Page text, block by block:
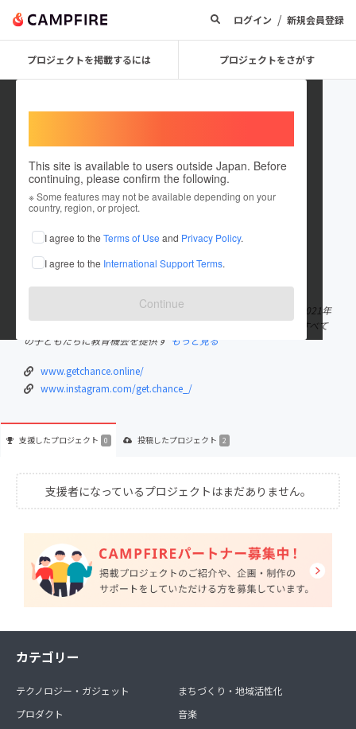
ログイン / 新規会員登録
プロジェクトを掲載するには プロジェクトをさがす
This site is available to users outside Japan. Before
continuing, please confirm the following.
※ Some features may not be available depending on your
country, region, or project.
I agree to the Terms of Use and Privacy Policy.
I agree to the International Support Terms.
Continue
Get CHANCE
これまでに2件のプロジェクトを投稿しています
在住国：日本 現在地：未設定
出身国：日本 出身地：未設定
団体概要 団体名：学生団体 Get CHANCE 代表：濱田颯太 設立：2021年
8月 活動地域：日本全国 理念：「バックグラウンドに関わらず、すべて
の子どもたちに教育機会を提供す もっと見る
www.getchance.online/
www.instagram.com/get.chance_/
支援したプロジェクト 0 投稿したプロジェクト 2
支援者になっているプロジェクトはまだありません。
カテゴリー
テクノロジー・ガジェット
プロダクト
まちづくり・地域活性化
音楽